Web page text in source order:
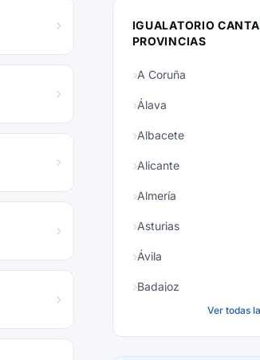
IGUALATORIO
PROVINCIAS
A Coruña
Álava
Albacete
Alicante
Almería
Asturias
Ávila
Badajoz
Ver todas